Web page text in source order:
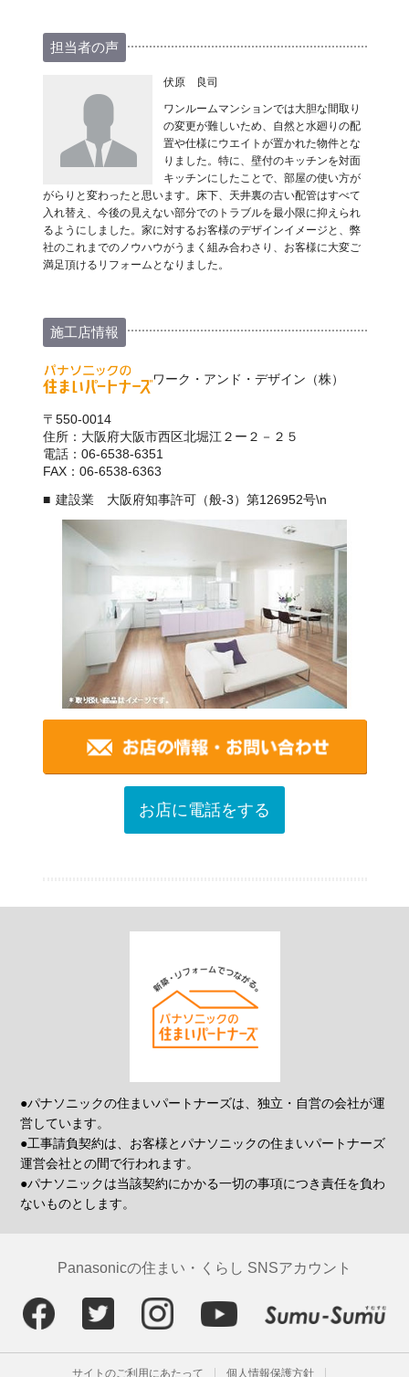
担当者の声
伏原 良司
ワンルームマンションでは大胆な間取り
の変更が難しいため、自然と水廻りの配
置や仕様にウエイトが置かれた物件とな
りました。特に、壁付のキッチンを対面
キッチンにしたことで、部屋の使い方が
がらりと変わったと思います。床下、天井裏の古い配管はすべて
入れ替え、今後の見えない部分でのトラブルを最小限に抑えられ
るようにしました。家に対するお客様のデザインイメージと、弊
社のこれまでのノウハウがうまく組み合わさり、お客様に大変ご
満足頂けるリフォームとなりました。
施工店情報
ワーク・アンド・デザイン（株）
〒550-0014
住所：大阪府大阪市西区北堀江２ー２－２５
電話：06-6538-6351
FAX：06-6538-6363
建設業 大阪府知事許可（般-3）第126952号\n
お店に電話をする
●パナソニックの住まいパートナーズは、独立・自営の会社が運
営しています。
●工事請負契約は、お客様とパナソニックの住まいパートナーズ
運営会社との間で行われます。
●パナソニックは当該契約にかかる一切の事項につき責任を負わ
ないものとします。
Panasonicの住まい・くらし SNSアカウント
サイトのご利用にあたって 個人情報保護方針